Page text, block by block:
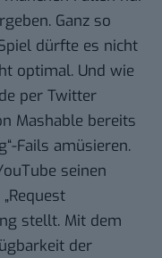
Ganz so
dürfte es nicht
optimal. Und wie
per Twitter
Mashable bereits
Fails amüsieren.
seinen
stellt. Mit dem
der